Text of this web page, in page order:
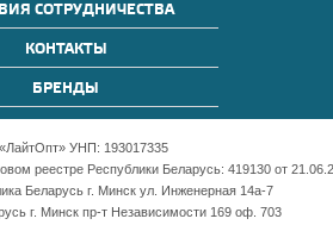
СОТРУДНИЧЕСТВА
КОНТАКТЫ
БРЕНДЫ
УНП: 193017335
реестре Республики Беларусь: 419130 от
Беларусь г. Минск ул. Инженерная 14а-7
г. Минск пр-т Независимости 169 оф. 703